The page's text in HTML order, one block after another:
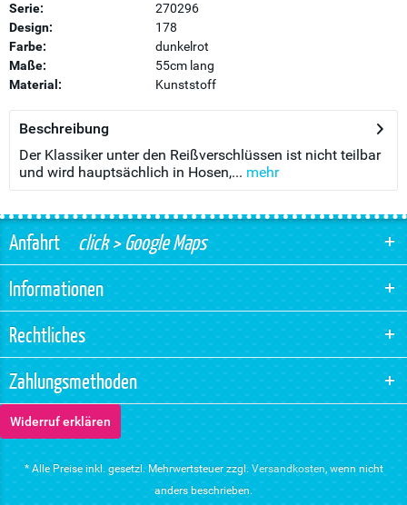
Serie:
270296
Design:
178
Farbe:
dunkelrot
Maße:
55cm lang
Material:
Kunststoff
Beschreibung
Der Klassiker unter den Reißverschlüssen ist nicht teilbar
und wird hauptsächlich in Hosen,... mehr
Anfahrtclick > Google Maps
Informationen
Rechtliches
Zahlungsmethoden
Widerruf erklären
* Alle Preise inkl. gesetzl. Mehrwertsteuer zzgl. Versandkosten, wenn nicht
anders beschrieben.